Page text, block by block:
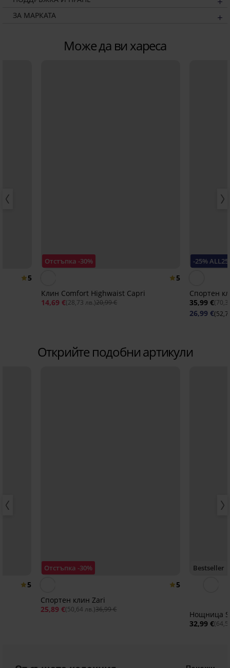
ЗА МАРКАТА
Може да ви хареса
5
Отстъпка -30%
5
Клин Comfort Highwaist Capri
14,69 €(28,73 лв.)20,99 €
-25% ALL25
Спортен
35,99 €
26,99 €
Открийте подобни артикули
5
Отстъпка -30%
5
Спортен клин Zari
25,89 €(50,64 лв.)36,99 €
Bestseller
Нощница
32,99 €